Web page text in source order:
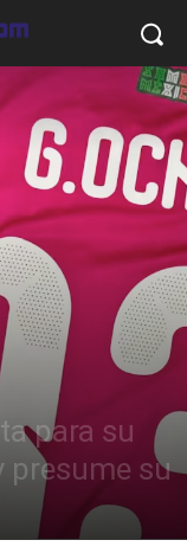
para su
presume su